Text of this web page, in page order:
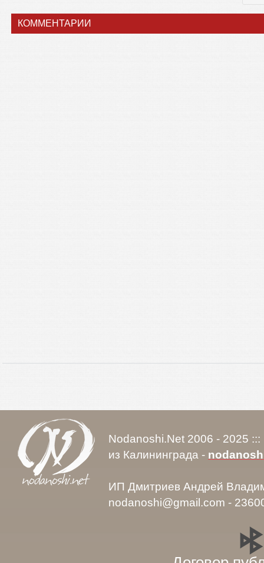
КОММЕНТАРИИ
Nodanoshi.Net 2006 - 2025
из Калининграда -
ИП Дмитриев Андрей
nodanoshi@gmail.com -